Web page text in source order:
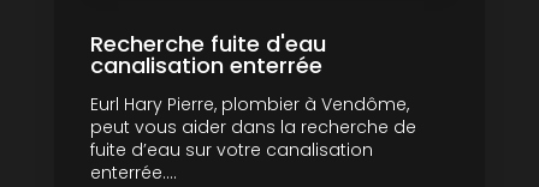
Recherche fuite d'eau
canalisation enterrée
Eurl Hary Pierre, plombier à Vendôme,
peut vous aider dans la recherche de
fuite d’eau sur votre canalisation
enterrée....